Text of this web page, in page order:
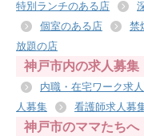
特別ランチのある店
個室のある店
禁
放題の店
神戸市内の求人募集
内職・在宅ワーク求
人募集
看護師求人募
神戸市のママたちへ